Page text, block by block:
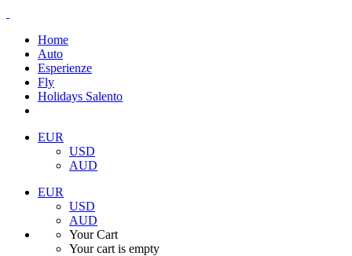
Home
Auto
Esperienze
Fly
Holidays Salento
EUR
USD
AUD
EUR
USD
AUD
Your Cart
Your cart is empty